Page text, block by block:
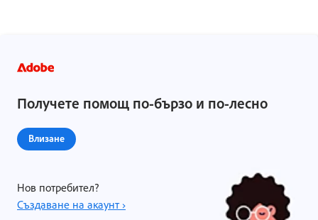
Получете помощ по-бързо и по-лесно
Влизане
Нов потребител?
Създаване на акаунт ›